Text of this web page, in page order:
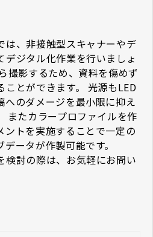
は、非接触型スキャナーやデ
デジタル化作業を行いましょ
撮影するため、資料を傷めず
ことができます。 光源もLED
へのダメージを最小限に抑え
またカラープロファイルを作
ントを実施することで一定の
ータが作製可能です。
検討の際は、お気軽にお問い